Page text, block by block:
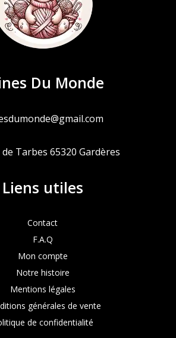
Du Monde
Tarbes 65320 Gardères
Liens utiles
Contact
F.A.Q
Mon compte
Notre histoire
Mentions légales
générales de vente
de confidentialité